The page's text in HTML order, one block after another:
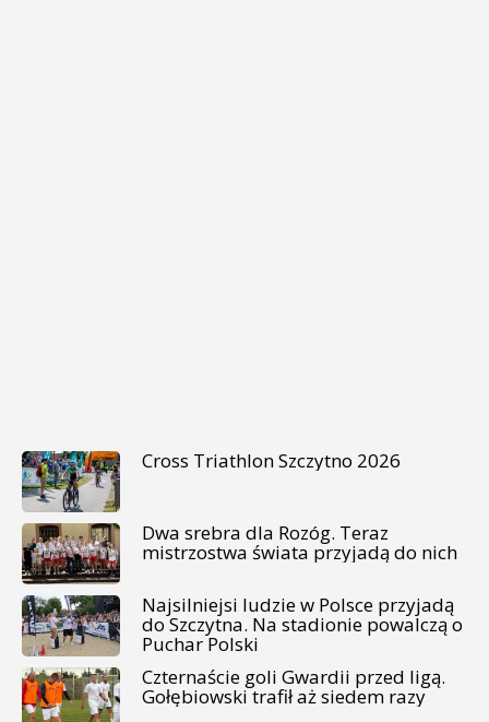
Cross Triathlon Szczytno 2026
Dwa srebra dla Rozóg. Teraz
mistrzostwa świata przyjadą do nich
Najsilniejsi ludzie w Polsce przyjadą
do Szczytna. Na stadionie powalczą o
Puchar Polski
Czternaście goli Gwardii przed ligą.
Gołębiowski trafił aż siedem razy